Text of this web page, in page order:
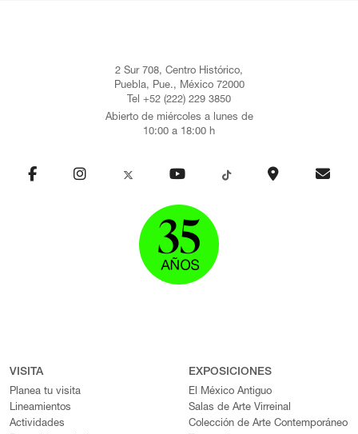
2 Sur 708, Centro Histórico,
Puebla, Pue., México 72000
Tel +52 (222) 229 3850
Abierto de miércoles a lunes de
10:00 a 18:00 h
VISITA
Planea tu visita
Lineamientos
Actividades
EXPOSICIONES
El México Antiguo
Salas de Arte Virreinal
Colección de Arte Contemporáneo